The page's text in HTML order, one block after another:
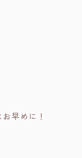
早めに！